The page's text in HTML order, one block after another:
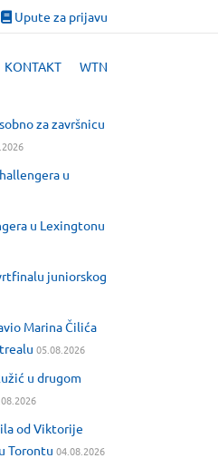
Upute za prijavu
KONTAKT WTN
za završnicu
u
u Lexingtonu
juniorskog
Marina Čilića
05.08.2026
u drugom
od Viktorije
Torontu 04.08.2026